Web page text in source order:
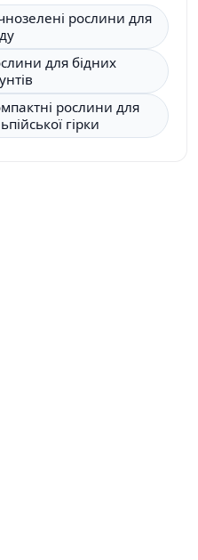
рослини для
для бідних
рослини для
гірки